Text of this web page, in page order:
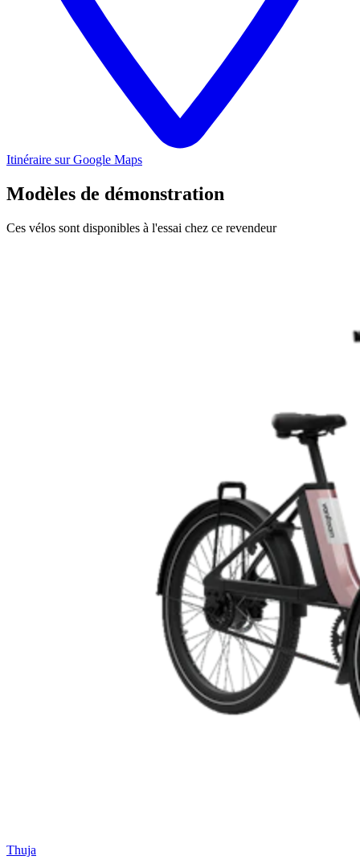
Itinéraire sur Google Maps
Modèles de démonstration
Ces vélos sont disponibles à l'essai chez ce revendeur
Thuja